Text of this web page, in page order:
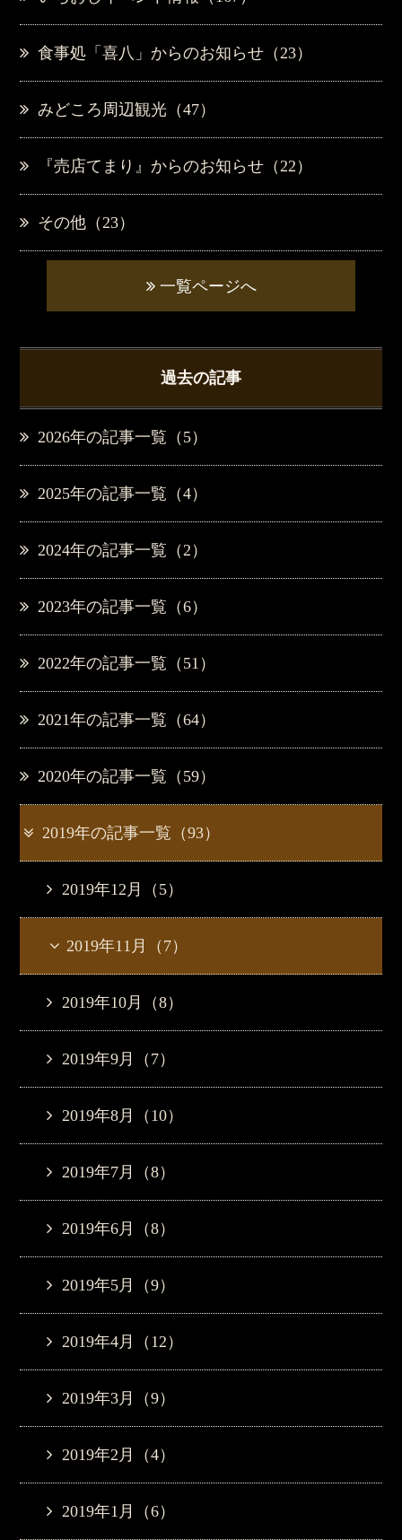
食事処「喜八」からのお知らせ（23）
みどころ周辺観光（47）
『売店てまり』からのお知らせ（22）
その他（23）
一覧ページへ
過去の記事
2026年の記事一覧（5）
2025年の記事一覧（4）
2024年の記事一覧（2）
2023年の記事一覧（6）
2022年の記事一覧（51）
2021年の記事一覧（64）
2020年の記事一覧（59）
2019年の記事一覧（93）
2019年12月（5）
2019年11月（7）
2019年10月（8）
2019年9月（7）
2019年8月（10）
2019年7月（8）
2019年6月（8）
2019年5月（9）
2019年4月（12）
2019年3月（9）
2019年2月（4）
2019年1月（6）